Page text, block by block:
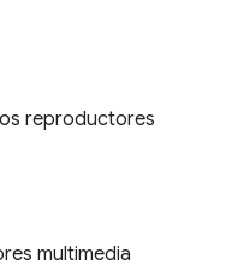
reproductores
multimedia